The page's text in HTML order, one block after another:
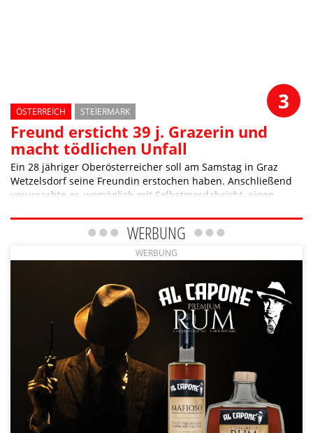
ÖSTERREICH STEIERMARK 3
Freund ersticht 39 j. Grazerin und
macht tödlichen Unfall
Ein 28 jähriger Oberösterreicher soll am Samstag in Graz
Wetzelsdorf seine Freundin erstochen haben. Anschließend
verursachte er, womöglich mit Selbstmordabsicht, einen
WERBUNG
WERBUNG